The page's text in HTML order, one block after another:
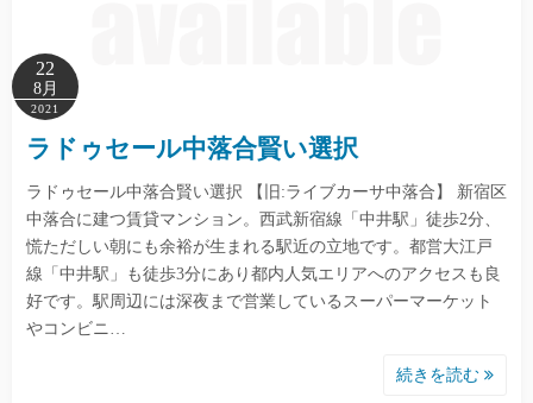
22
8月
2021
ラドゥセール中落合賢い選択
ラドゥセール中落合賢い選択 【旧:ライブカーサ中落合】 新宿区
中落合に建つ賃貸マンション。西武新宿線「中井駅」徒歩2分、
慌ただしい朝にも余裕が生まれる駅近の立地です。都営大江戸
線「中井駅」も徒歩3分にあり都内人気エリアへのアクセスも良
好です。駅周辺には深夜まで営業しているスーパーマーケット
やコンビニ…
続きを読む